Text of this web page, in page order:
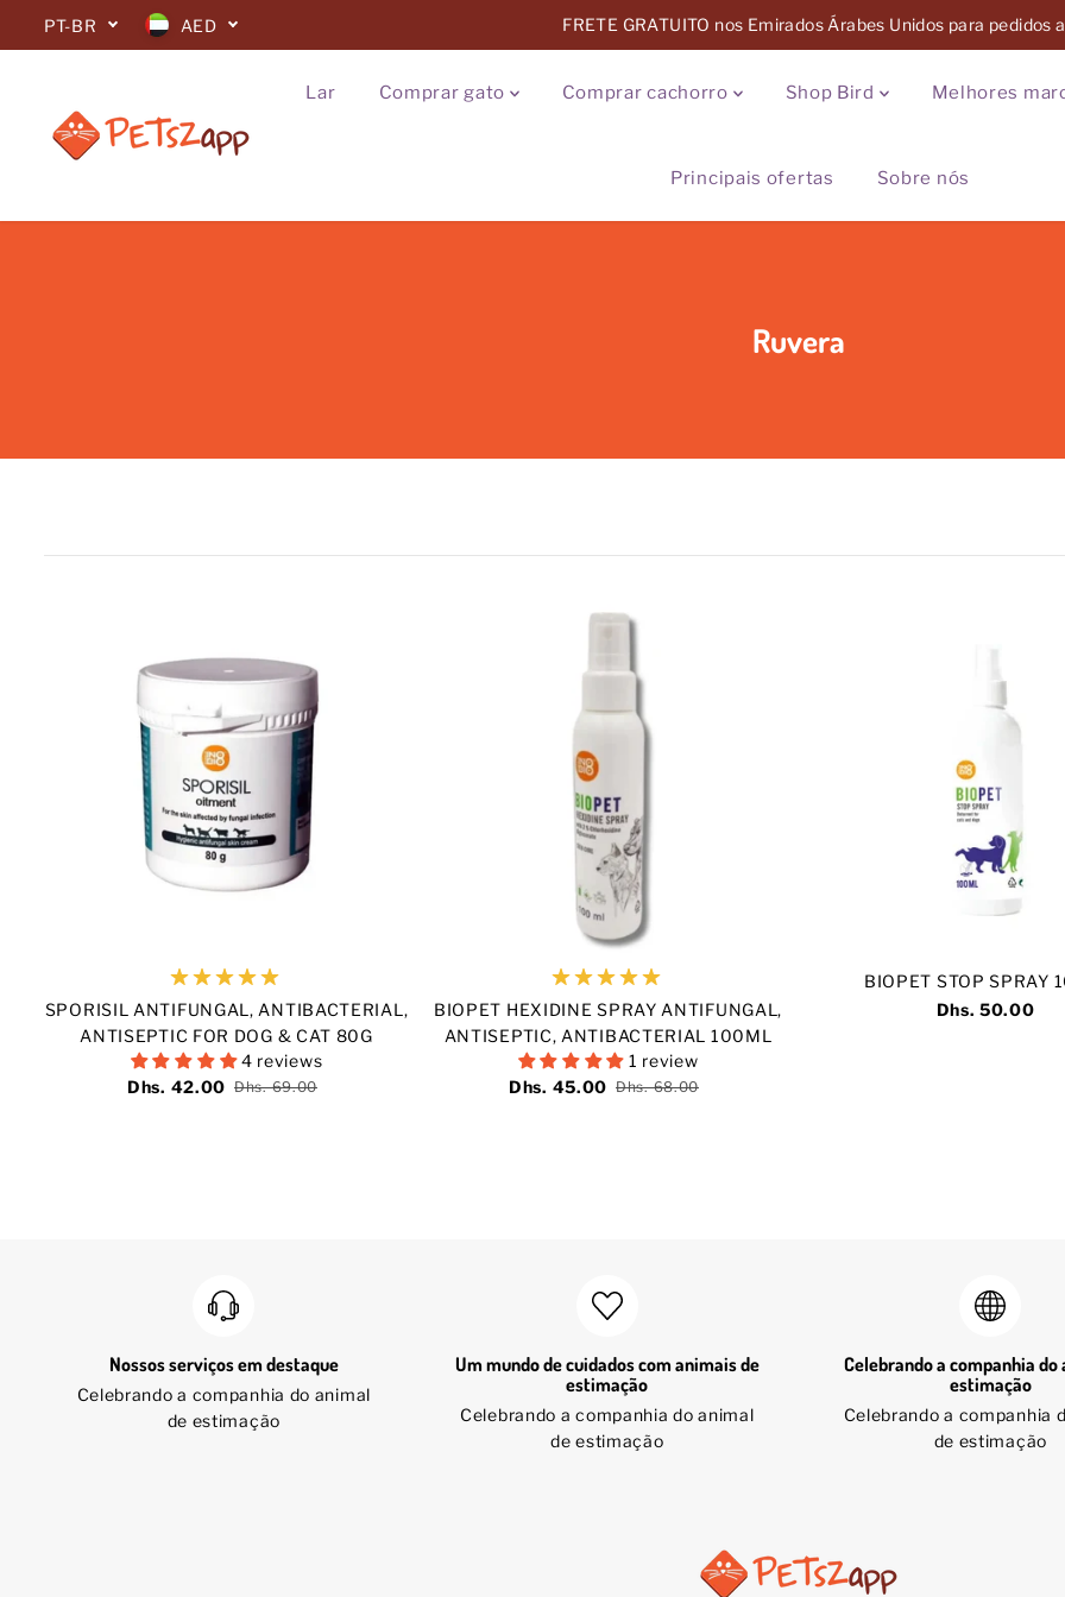
IR PARA O
CONTEÚDO
PT-BR AED FRETE GRATUITO nos Emirados Árabes Unidos para pedidos
Lar Comprar gato Comprar cachorro Shop Bird Melhores
Principais ofertas Sobre nós
Ruvera
SPORISIL ANTIFUNGAL, ANTIBACTERIAL,
ANTISEPTIC FOR DOG & CAT 80G
4 reviews
Dhs. 42.00 Dhs. 69.00
BIOPET HEXIDINE SPRAY ANTIFUNGAL,
ANTISEPTIC, ANTIBACTERIAL 100ML
1 review
Dhs. 45.00 Dhs. 68.00
BIOPET STOP SPRAY
Dhs. 50.00
Nossos serviços em destaque
Celebrando a companhia do animal
de estimação
Um mundo de cuidados com animais de
estimação
Celebrando a companhia do animal
de estimação
Celebrando a companhia do
estimação
Celebrando a companhia
de estimação